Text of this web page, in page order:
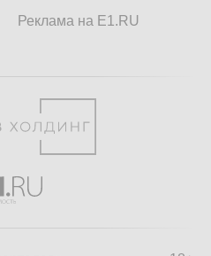
Реклама на E1.RU